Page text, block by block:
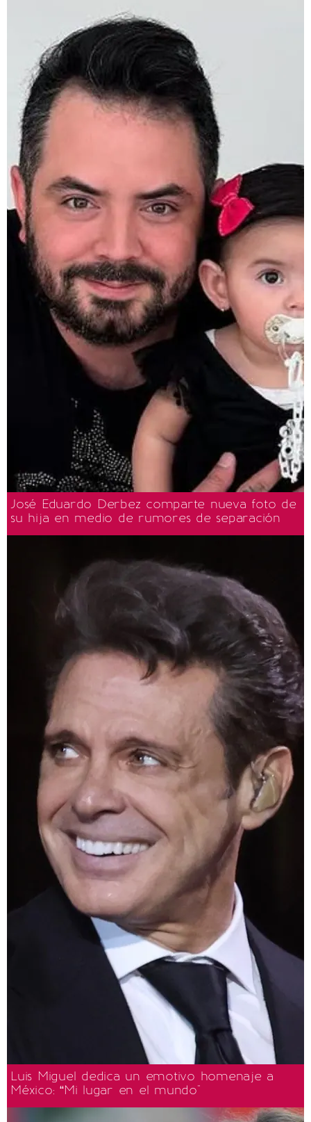
José Eduardo Derbez comparte nueva foto de
su hija en medio de rumores de separación
Luis Miguel dedica un emotivo homenaje a
México: “Mi lugar en el mundo"